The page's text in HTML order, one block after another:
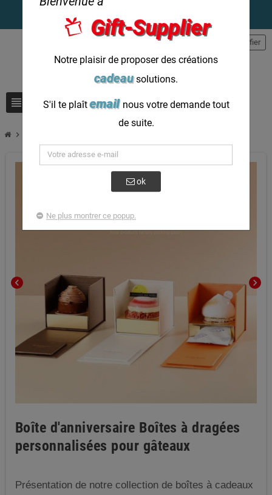
view_headline search
S'identifier
chevron_right
chevron_left chevron_right
Boîte d'anniversaire Boîtes à dragées
personnalisées pour gâteaux
Présentation de notre collection de boîtes à cadeaux
Gift-Supplier
Notre plaisir de proposer des créations
cadeausolutions.
S'il te plaîtemail nous votre demande tout
de suite.
ok
Ne plus montrer ce popup.